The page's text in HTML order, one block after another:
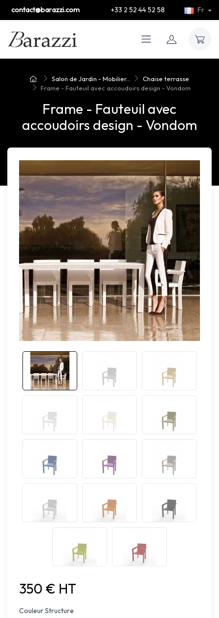
contact@barazzi.com +33 2 52 44 52 58 Fr
Salon de Jardin - Mobilier...
Chaise terrasse
Frame - Fauteuil avec accoudoirs design - Vondom
Frame - Fauteuil avec
accoudoirs design - Vondom
350 € HT
Couleur Structure